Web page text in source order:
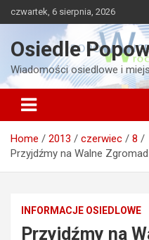
to
czwartek, 6 sierpnia, 2026
Osiedle
Wiadomości osiedlowe i
Home 2013 czerwiec
8
Przyjdźmy na Walne
INFORMACJE OSIEDLOWE
Przyjdźmy na